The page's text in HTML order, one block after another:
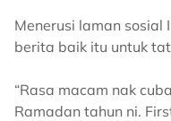
Menerusi laman
berita baik itu untuk
“Rasa macam nak
Ramadan tahun ni.